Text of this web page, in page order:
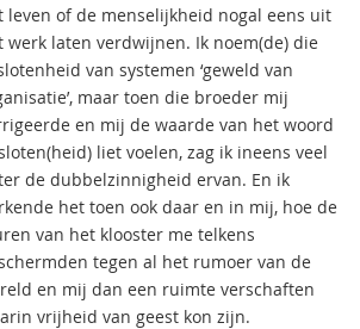
leven of de menselijkheid nogal eens uit
werk laten verdwijnen. Ik noem(de) die
van systemen ‘geweld van
maar toen die broeder mij
en mij de waarde van het woord
liet voelen, zag ik ineens veel
de dubbelzinnigheid ervan. En ik
het toen ook daar en in mij, hoe de
van het klooster me telkens
tegen al het rumoer van de
en mij dan een ruimte verschaften
vrijheid van geest kon zijn.